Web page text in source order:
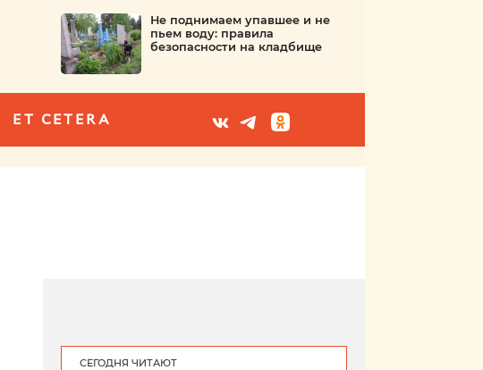
Не поднимаем упавшее и не
пьем воду: правила
безопасности на кладбище
ET CETERA
СЕГОДНЯ ЧИТАЮТ